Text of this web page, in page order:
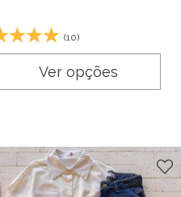
(10)
Ver opções